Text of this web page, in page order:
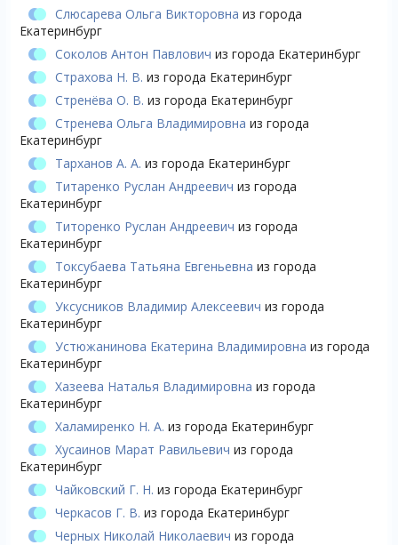
Слюсарева Ольга Викторовна из города
Екатеринбург
Соколов Антон Павлович из города Екатеринбург
Страхова Н. В. из города Екатеринбург
Стренёва О. В. из города Екатеринбург
Стренева Ольга Владимировна из города
Екатеринбург
Тарханов А. А. из города Екатеринбург
Титаренко Руслан Андреевич из города
Екатеринбург
Титоренко Руслан Андреевич из города
Екатеринбург
Токсубаева Татьяна Евгеньевна из города
Екатеринбург
Уксусников Владимир Алексеевич из города
Екатеринбург
Устюжанинова Екатерина Владимировна из города
Екатеринбург
Хазеева Наталья Владимировна из города
Екатеринбург
Халамиренко Н. А. из города Екатеринбург
Хусаинов Марат Равильевич из города
Екатеринбург
Чайковский Г. Н. из города Екатеринбург
Черкасов Г. В. из города Екатеринбург
Черных Николай Николаевич из города